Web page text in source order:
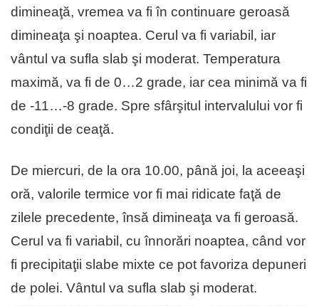
dimineaţă, vremea va fi în continuare geroasă
dimineaţa şi noaptea. Cerul va fi variabil, iar
vântul va sufla slab şi moderat. Temperatura
maximă, va fi de 0…2 grade, iar cea minimă va fi
de -11…-8 grade. Spre sfârşitul intervalului vor fi
condiţii de ceaţă.
De miercuri, de la ora 10.00, până joi, la aceeaşi
oră, valorile termice vor fi mai ridicate faţă de
zilele precedente, însă dimineaţa va fi geroasă.
Cerul va fi variabil, cu înnorări noaptea, când vor
fi precipitaţii slabe mixte ce pot favoriza depuneri
de polei. Vântul va sufla slab şi moderat.